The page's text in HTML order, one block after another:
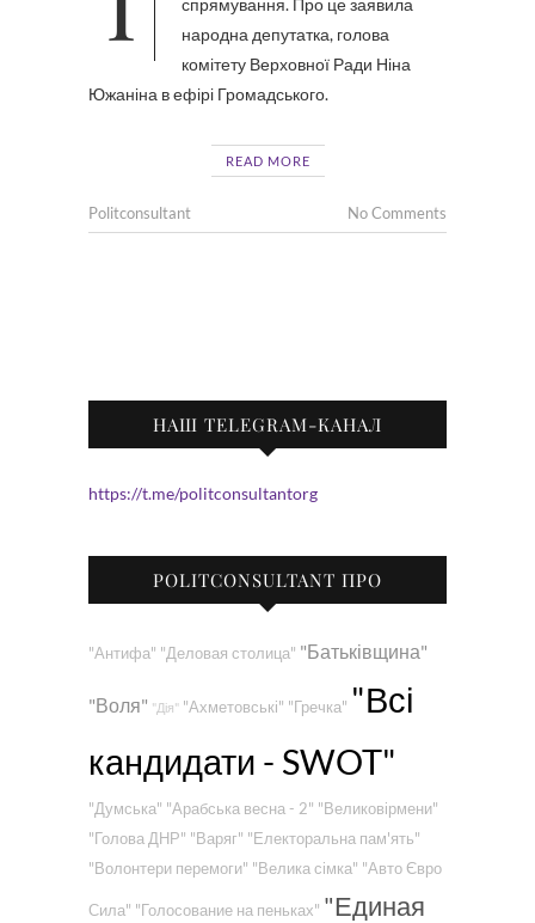
спрямування. Про це заявила
народна депутатка, голова
комітету Верховної Ради Ніна
Южаніна в ефірі Громадського.
READ MORE
Politconsultant No Comments
НАШ TELEGRAM-КАНАЛ
https://t.me/politconsultantorg
POLITCONSULTANT ПРО
"Антифа" "Деловая столица" "Батьківщина"
"Воля" "Дія" "Ахметовські" "Гречка" "Всі
кандидати - SWOT"
"Думська" "Арабська весна - 2" "Великовірмени"
"Голова ДНР" "Варяг" "Електоральна пам'ять"
"Волонтери перемоги" "Велика сімка" "Авто Євро
Сила" "Голосование на пеньках" "Единая